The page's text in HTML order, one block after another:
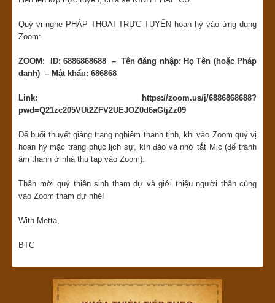
Quý vị nghe PHÁP THOẠI TRỰC TUYẾN hoan hỷ vào ứng dụng
Zoom:
ZOOM: ID: 6886868688 – Tên đăng nhập: Họ Tên (hoặc Pháp
danh) – Mật khẩu: 686868
Link:
https://zoom.us/j/6886868688?
pwd=Q21zc205VUt2ZFV2UEJOZ0d6aGtjZz09
Để buổi thuyết giảng trang nghiêm thanh tịnh, khi vào Zoom quý vị
hoan hỷ mặc trang phục lịch sự, kín đáo và nhớ tắt Mic (để tránh
âm thanh ở nhà thu tạp vào Zoom).
Thân mời quý thiền sinh tham dự và giới thiệu người thân cùng
vào Zoom tham dự nhé!
With Metta,
BTC